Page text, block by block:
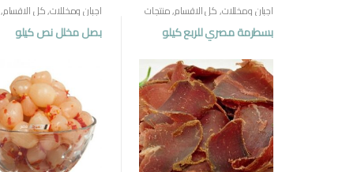
اجبان ومخللات,كل الاقسام,منتجات
مصرية
بسطرمة مصري للربع كيلو
اجبان ومخللات,كل الاقسام,
مصرية
بصل مخلل نص كيلو